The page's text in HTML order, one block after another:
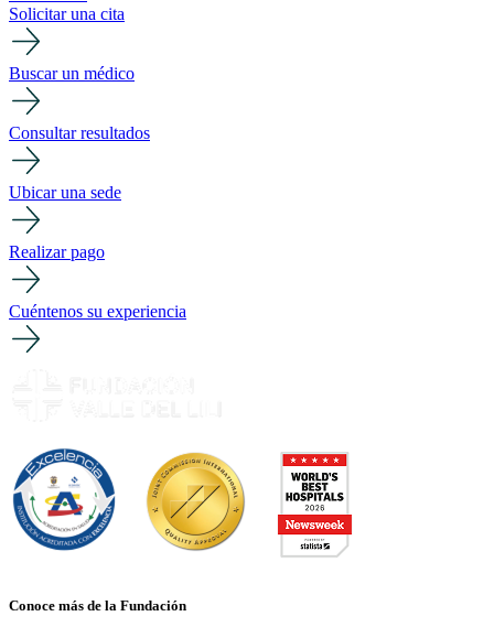
Solicitar una cita
Buscar un médico
Consultar resultados
Ubicar una sede
Realizar pago
Cuéntenos su experiencia
Conoce más de la Fundación